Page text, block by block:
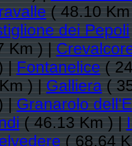
( 48.10
dei Pepoli
Km ) |
|Fontanelice(
) |Galliera(
|Granarolo
( 46.13 Km ) |
( 68.64